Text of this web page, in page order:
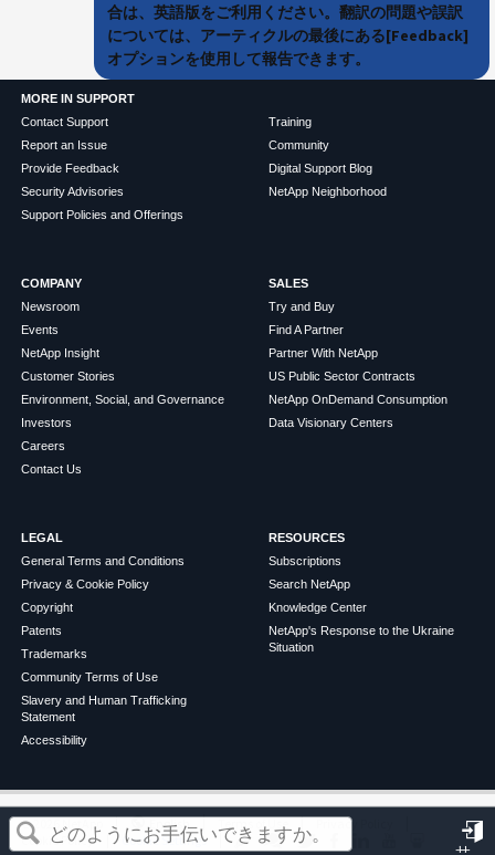
この記事は役に立ちましたか？
合は、英語版をご利用ください。翻訳の問題や誤訳
については、アーティクルの最後にある[Feedback]
オプションを使用して報告できます。
MORE IN SUPPORT
Contact Support
Report an Issue
Provide Feedback
Security Advisories
Support Policies and Offerings
Training
Community
Digital Support Blog
NetApp Neighborhood
COMPANY
Newsroom
Events
NetApp Insight
Customer Stories
Environment, Social, and Governance
Investors
Careers
Contact Us
SALES
Try and Buy
Find A Partner
Partner With NetApp
US Public Sector Contracts
NetApp OnDemand Consumption
Data Visionary Centers
LEGAL
General Terms and Conditions
Privacy & Cookie Policy
Copyright
Patents
Trademarks
Community Terms of Use
Slavery and Human Trafficking
Statement
Accessibility
RESOURCES
Subscriptions
Search NetApp
Knowledge Center
NetApp's Response to the Ukraine
Situation
©2026NetApp English Terms of Use
Privacy Policy
Cookie Policy
Cookie Settings